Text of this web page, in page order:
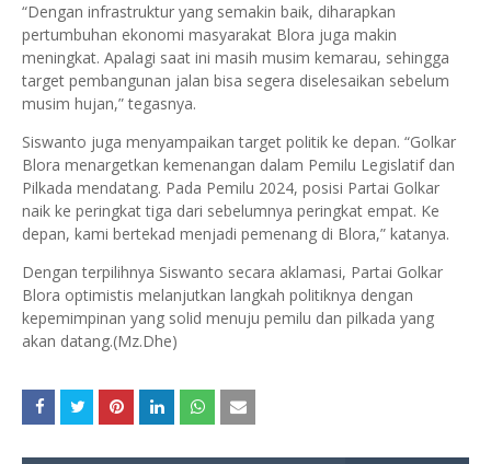
“Dengan infrastruktur yang semakin baik, diharapkan
pertumbuhan ekonomi masyarakat Blora juga makin
meningkat. Apalagi saat ini masih musim kemarau, sehingga
target pembangunan jalan bisa segera diselesaikan sebelum
musim hujan,” tegasnya.
Siswanto juga menyampaikan target politik ke depan. “Golkar
Blora menargetkan kemenangan dalam Pemilu Legislatif dan
Pilkada mendatang. Pada Pemilu 2024, posisi Partai Golkar
naik ke peringkat tiga dari sebelumnya peringkat empat. Ke
depan, kami bertekad menjadi pemenang di Blora,” katanya.
Dengan terpilihnya Siswanto secara aklamasi, Partai Golkar
Blora optimistis melanjutkan langkah politiknya dengan
kepemimpinan yang solid menuju pemilu dan pilkada yang
akan datang.(Mz.Dhe)